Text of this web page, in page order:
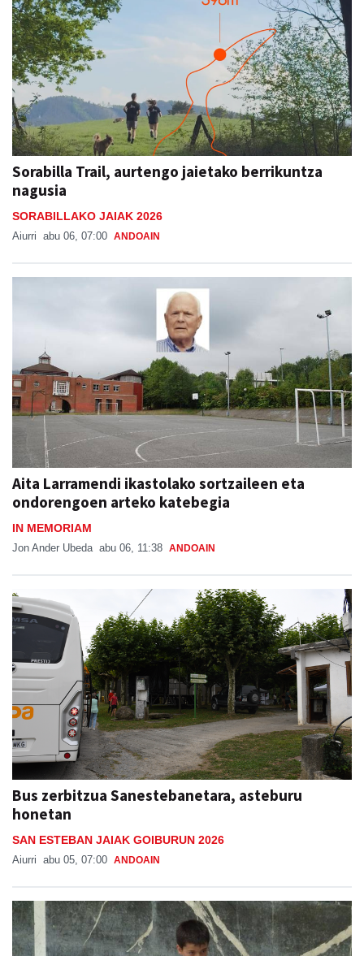
Sorabilla Trail, aurtengo jaietako berrikuntza
nagusia
SORABILLAKO JAIAK 2026
Aiurri abu 06, 07:00 ANDOAIN
Aita Larramendi ikastolako sortzaileen eta
ondorengoen arteko katebegia
IN MEMORIAM
Jon Ander Ubeda abu 06, 11:38 ANDOAIN
Bus zerbitzua Sanestebanetara, asteburu
honetan
SAN ESTEBAN JAIAK GOIBURUN 2026
Aiurri abu 05, 07:00 ANDOAIN